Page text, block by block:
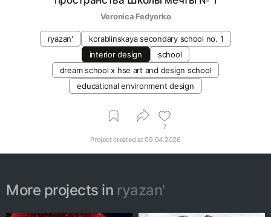
Veronica Fedyorko
ryazan'
korablinskaya secondary school no. 1
interior design
school
dream school x hse art and design school
educational environment design
7
Project created at09.04.2026
More projects in ryazan'